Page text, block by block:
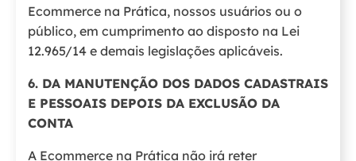
Ecommerce na Prática, nossos usuários ou o
público, em cumprimento ao disposto na Lei
12.965/14 e demais legislações aplicáveis.
6. DA MANUTENÇÃO DOS DADOS CADASTRAIS
E PESSOAIS DEPOIS DA EXCLUSÃO DA
CONTA
A Ecommerce na Prática não irá reter